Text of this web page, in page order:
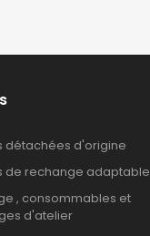
détachées d'origine
de rechange
, consommables et
d'atelier